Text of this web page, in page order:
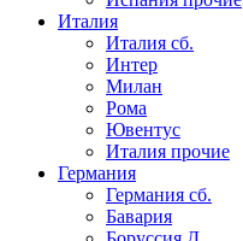
Италия
Италия сб.
Интер
Милан
Рома
Ювентус
Италия прочие
Германия
Германия сб.
Бавария